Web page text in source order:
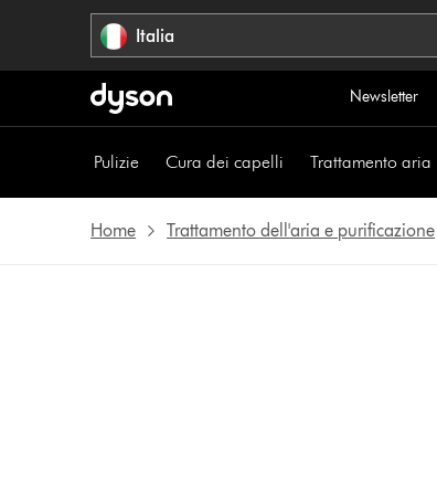
Italia
Newsletter
Pulizie Cura dei capelli Trattamento aria
Home Trattamento dell'aria e purificazione